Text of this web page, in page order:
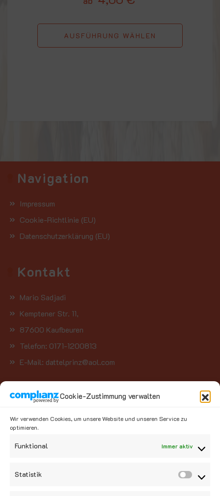
Cookie-Zustimmung verwalten
Wir verwenden Cookies, um unsere Website und unseren Service zu
optimieren.
Funktional Immer aktiv
Statistik
AUSFÜHRUNG WÄHLEN
Navigation
Impressum
Cookie-Richtlinie (EU)
Datenschutzerklärung (EU)
Kontakt
Mario Sadjadi
Kemptener Str. 11,
87600 Kaufbeuren
Telefon: 0171-1200813
E-Mail: dattelprinz@aol.com
Kategorien
Kategorie auswählen